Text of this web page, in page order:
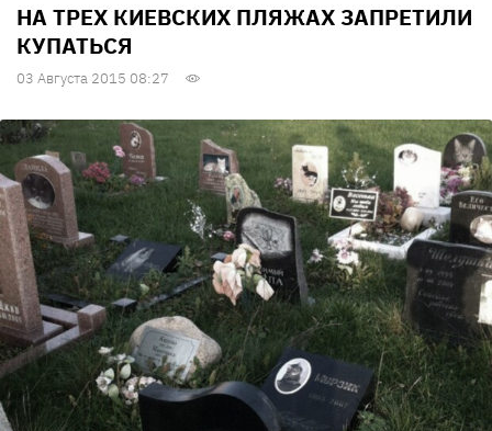
НА ТРЕХ КИЕВСКИХ ПЛЯЖАХ ЗАПРЕТИЛИ
КУПАТЬСЯ
03 Августа 2015 08:27